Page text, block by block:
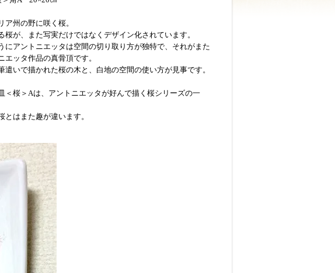
ア州の野に咲く桜。
桜が、また写実だけではなくデザイン化されています。
にアントニエッタは空間の切り取り方が独特で、それがまた
エッタ作品の真骨頂です。
遣いで描かれた桜の木と、白地の空間の使い方が見事です。
＜桜＞Aは、アントニエッタが好んで描く桜シリーズの一
とはまた趣が違います。